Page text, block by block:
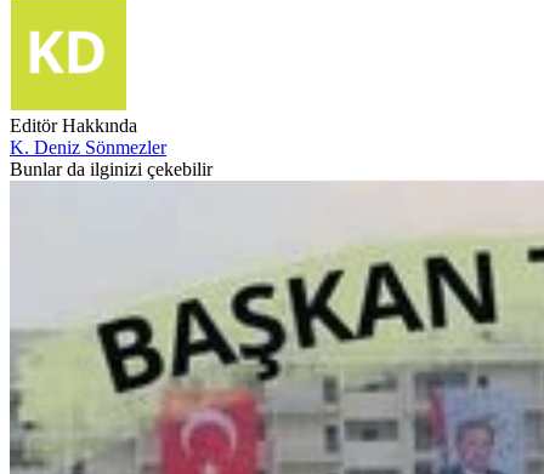
Editör Hakkında
K. Deniz Sönmezler
Bunlar da ilginizi çekebilir